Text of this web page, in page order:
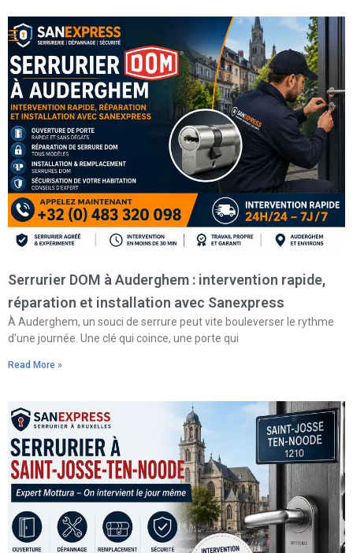
Serrurier DOM à Auderghem : intervention rapide,
réparation et installation avec Sanexpress
À Auderghem, un souci de serrure peut vite bouleverser le rythme
d’une journée. Une clé qui coince, une porte qui
Read More »